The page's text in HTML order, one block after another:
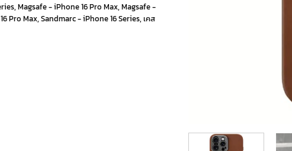
, Magsafe - iPhone 16 Pro Max, Magsafe -
Pro Max, Sandmarc - iPhone 16 Series, เคส